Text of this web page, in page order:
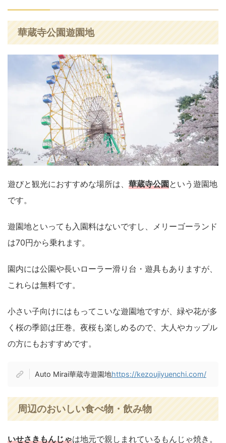
華蔵寺公園遊園地
遊びと観光におすすめな場所は、 華蔵寺公園という遊園地
です。
遊園地といっても入園料はないですし、メリーゴーランド
は70円から乗れます。
園内には公園や長いローラー滑り台・遊具もありますが、
これらは無料です。
小さい子向けにはもってこいな遊園地ですが、緑や花が多
く桜の季節は圧巻。夜桜も楽しめるので、大人やカップル
の方にもおすすめです。
Auto Mirai華蔵寺遊園地https://kezoujiyuenchi.com/
周辺のおいしい食べ物・飲み物
いせさきもんじゃは地元で親しまれているもんじゃ焼き。